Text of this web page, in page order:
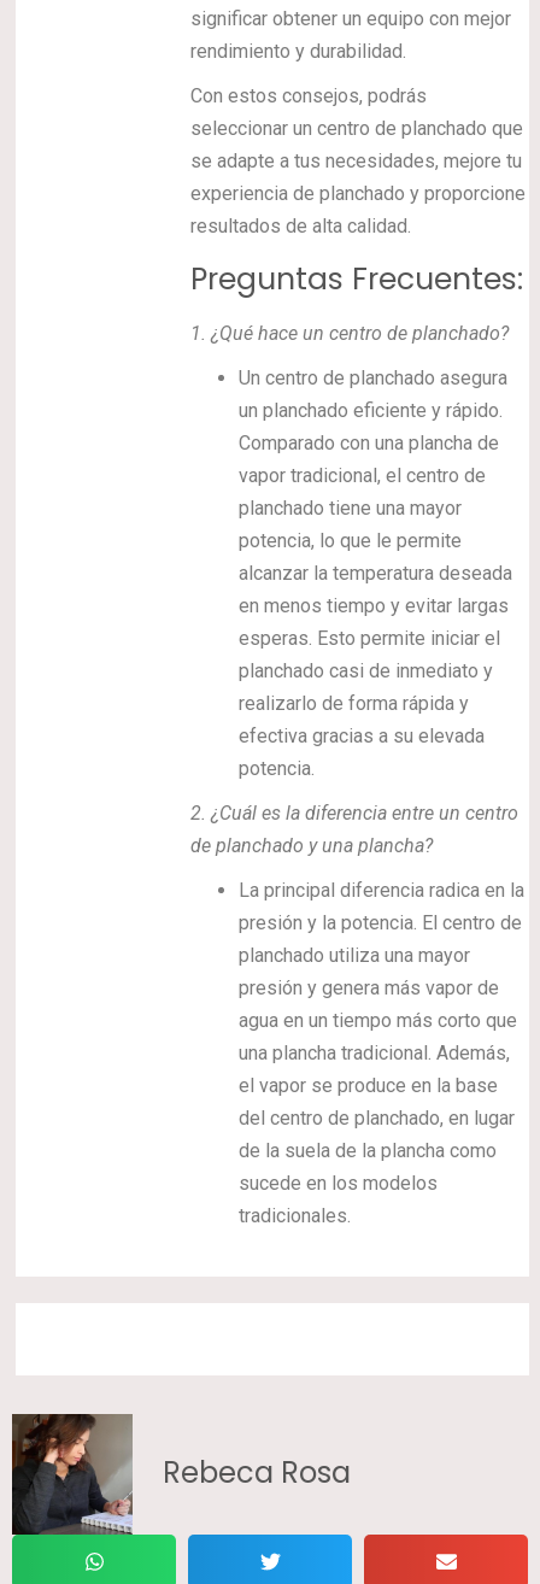
significar obtener un equipo con mejor
rendimiento y durabilidad.
Con estos consejos, podrás
seleccionar un centro de planchado que
se adapte a tus necesidades, mejore tu
experiencia de planchado y proporcione
resultados de alta calidad.
Preguntas Frecuentes:
1.¿Qué hace un centro de planchado?
Un centro de planchado asegura
un planchado eficiente y rápido.
Comparado con una plancha de
vapor tradicional, el centro de
planchado tiene una mayor
potencia, lo que le permite
alcanzar la temperatura deseada
en menos tiempo y evitar largas
esperas. Esto permite iniciar el
planchado casi de inmediato y
realizarlo de forma rápida y
efectiva gracias a su elevada
potencia.
2.¿Cuál es la diferencia entre un centro
de planchado y una plancha?
La principal diferencia radica en la
presión y la potencia. El centro de
planchado utiliza una mayor
presión y genera más vapor de
agua en un tiempo más corto que
una plancha tradicional. Además,
el vapor se produce en la base
del centro de planchado, en lugar
de la suela de la plancha como
sucede en los modelos
tradicionales.
Rebeca Rosa